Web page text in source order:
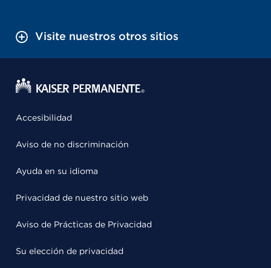
Visite nuestros otros sitios
Accesibilidad
Aviso de no discriminación
Ayuda en su idioma
Privacidad de nuestro sitio web
Aviso de Prácticas de Privacidad
Su elección de privacidad